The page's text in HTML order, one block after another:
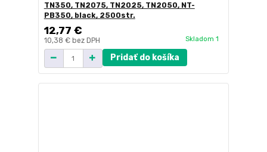
TN350, TN2075, TN2025, TN2050, NT-
PB350, black, 2500str.
12,77 €
10,38 € bez DPH Skladom 1
Pridať do košíka